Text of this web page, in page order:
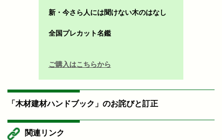
新・今さら人には聞けない木のはなし
全国プレカット名鑑
ご購入はこちらから
「木材建材ハンドブック」のお詫びと訂正
関連リンク